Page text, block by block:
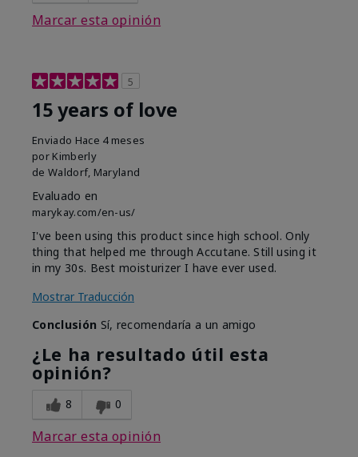
Marcar esta opinión
5
15 years of love
Enviado Hace 4 meses
por Kimberly
de Waldorf, Maryland
Evaluado en
marykay.com/en-us/
I've been using this product since high school. Only
thing that helped me through Accutane. Still using it
in my 30s. Best moisturizer I have ever used.
Mostrar Traducción
Conclusión Sí, recomendaría a un amigo
¿Le ha resultado útil esta
opinión?
8 0
Marcar esta opinión